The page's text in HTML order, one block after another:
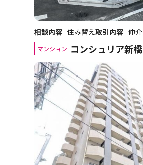
相談内容 住み替え取引内容 仲介
マンション コンシュリア新橋